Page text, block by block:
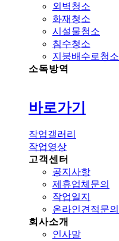
외벽청소
화재청소
시설물청소
침수청소
지붕배수로청소
소독방역
바로가기
작업갤러리
작업영상
고객센터
공지사항
제휴업체문의
작업일지
온라인견적문의
회사소개
인사말